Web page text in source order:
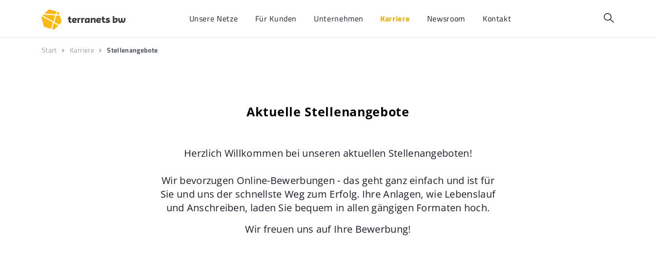
Unsere Netze Für Kunden Unternehmen Karriere Newsroom Kontakt
Start Karriere Stellenangebote
Aktuelle Stellenangebote
Herzlich Willkommen bei unseren aktuellen Stellenangeboten!
Wir bevorzugen Online-Bewerbungen - das geht ganz einfach und ist für
Sie und uns der schnellste Weg zum Erfolg. Ihre Anlagen, wie Lebenslauf
und Anschreiben, laden Sie bequem in allen gängigen Formaten hoch.
Wir freuen uns auf Ihre Bewerbung!